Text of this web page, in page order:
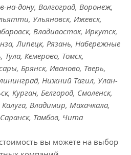
на-дону, Волгоград, Воронеж,
Ульяновск, Ижевск,
Владивосток, Иркутск,
Липецк, Рязань, Набережные
Кемерово, Томск,
Брянск, Иваново, Тверь,
Нижний Тагил, Улан-
Курган, Белгород, Смоленск,
Владимир, Махачкала,
Тамбов, Чита
вы можете на выбор